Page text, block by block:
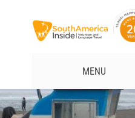
MENU